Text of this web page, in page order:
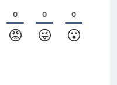
0
😡
0
😜
0
😮